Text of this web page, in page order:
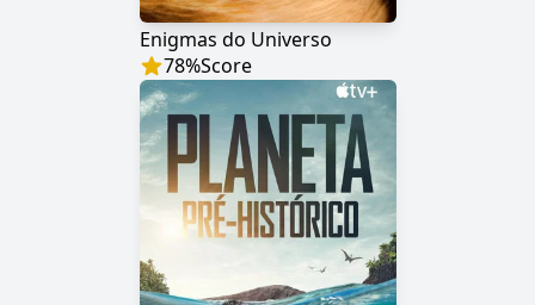
Enigmas do Universo
78%Score